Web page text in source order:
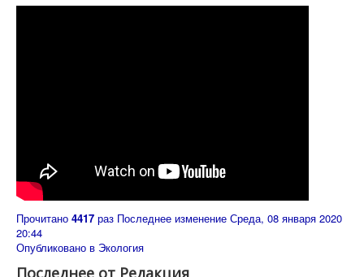
Прочитано 4417 раз Последнее изменение Среда, 08 января 2020
20:44
Опубликовано в Экология
Последнее от Редакция